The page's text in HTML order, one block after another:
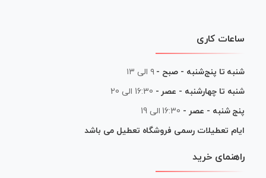
ساعات کاری
شنبه تا پنج‌شنبه - صبح - ۹ الی ۱۳
شنبه تا چهارشنبه - عصر - 16:30 الی 20
پنج شنبه - عصر - 16:30 الی 19
ایام تعطیلات رسمی فروشگاه تعطیل می باشد
راهنمای خرید